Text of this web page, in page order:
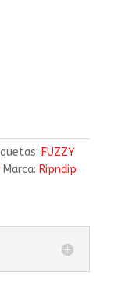
FUZZY
Marca: Ripndip